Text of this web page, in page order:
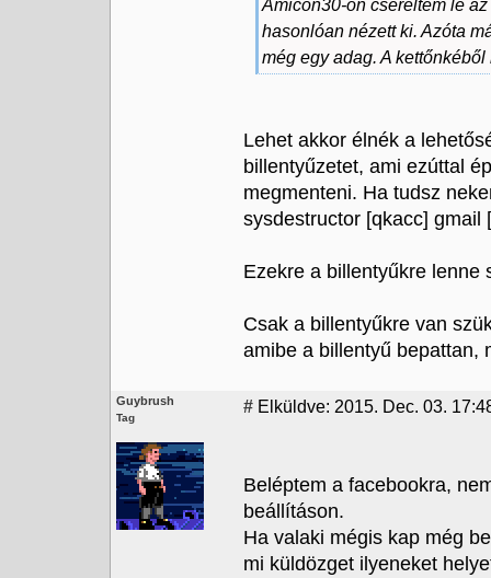
Amicon30-on cseréltem le
hasonlóan nézett ki. Azóta
még egy adag. A
Lehet akkor élnék a
billentyűzetet, ami ezúttal
megmenteni. Ha tudsz
sysdestructor [qkacc] gmail
Ezekre a billentyűkre lenne
Csak a billentyűkre van
amibe a billentyű bepattan,
Guybrush
Tag
# Elküldve: 2015. Dec. 03.
Beléptem a facebookra,
beállításon.
Ha valaki mégis kap még
mi küldözget ilyeneket